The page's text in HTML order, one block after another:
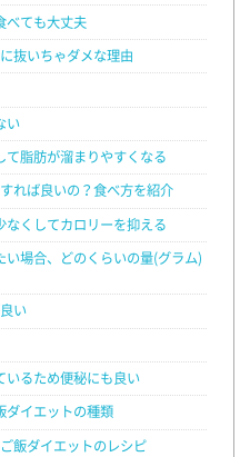
べても大丈夫
抜いちゃダメな理由
い
脂肪が溜まりやすくなる
れば良いの？食べ方を紹介
くしてカロリーを抑える
場合、どのくらいの量(グラム)
い
いるため便秘にも良い
ダイエットの種類
飯ダイエットのレシピ